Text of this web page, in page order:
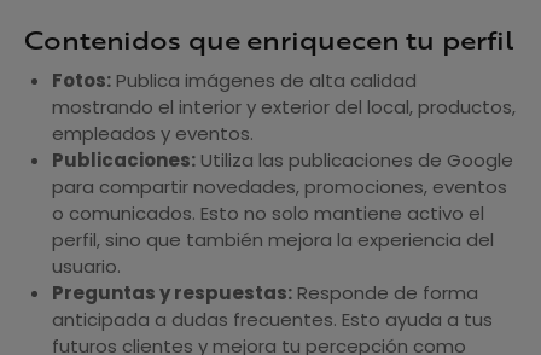
Contenidos que enriquecen tu perfil
Fotos:Publica imágenes de alta calidad
mostrando el interior y exterior del local, productos,
empleados y eventos.
Publicaciones:Utiliza las publicaciones de Google
para compartir novedades, promociones, eventos
o comunicados. Esto no solo mantiene activo el
perfil, sino que también mejora la experiencia del
usuario.
Preguntas y respuestas:Responde de forma
anticipada a dudas frecuentes. Esto ayuda a tus
futuros clientes y mejora tu percepción como